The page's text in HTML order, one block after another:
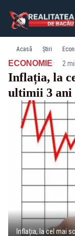
Acasă Știri
ECONOMIE· 2
Inflația, la
ultimii 3 ani
Inflația, la cel mai